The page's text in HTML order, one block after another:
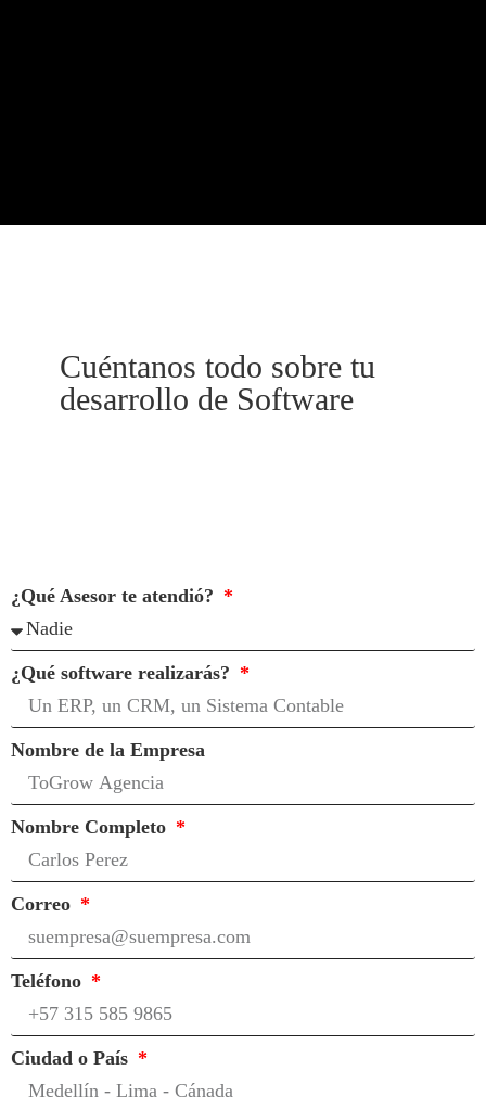
Cuéntanos todo sobre tu
desarrollo de Software
¿Qué Asesor te atendió?
¿Qué software realizarás?
Nombre de la Empresa
Nombre Completo
Correo
Teléfono
Ciudad o País